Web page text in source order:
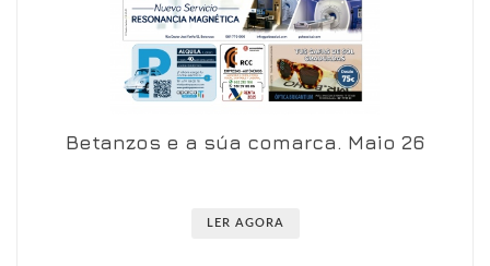
Ver en visor Ver en detalle
Betanzos e a súa comarca. Maio 26
LER AGORA